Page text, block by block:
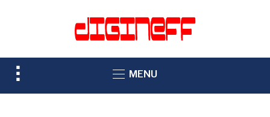
TOGGLE
SIDEBAR
MENU